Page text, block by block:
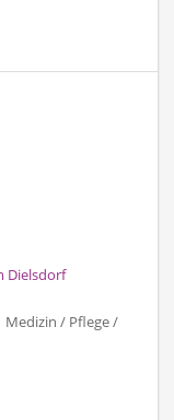
Dielsdorf
/ Pflege /